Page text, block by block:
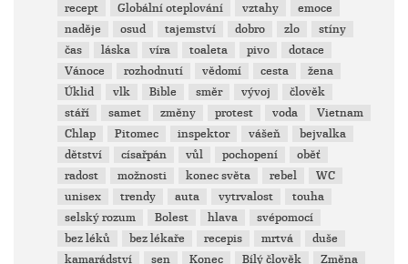
recept
Globální oteplování vztahy
emoce
naděje
osud tajemství dobro zlo
stíny
čas
láska víra toaleta pivo
dotace
Vánoce
rozhodnutí vědomí cesta
žena
Úklid
vlk Bible směr vývoj
člověk
stáří
samet změny protest voda
Vietnam
Chlap
Pitomec inspektor vášeň
bejvalka
dětství
císařpán vůl pochopení
oběť
radost
možnosti konec světa rebel
WC
unisex
trendy auta vytrvalost
touha
selský rozum
Bolest hlava
svépomocí
bez léků
bez lékaře recepis mrtvá
duše
kamarádství
sen Konec Bílý člověk
Změna